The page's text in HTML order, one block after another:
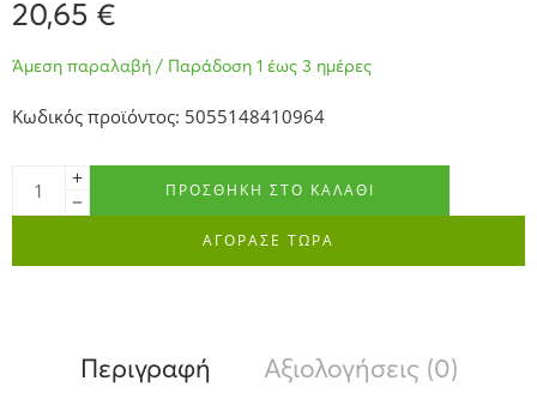
20,65 €
Άμεση παραλαβή / Παράδοση 1 έως 3 ημέρες
Κωδικός προϊόντος: 5055148410964
ΠΡΟΣΘΉΚΗ ΣΤΟ ΚΑΛΆΘΙ
ΑΓΟΡΑΣΕ ΤΩΡΑ
Περιγραφή Αξιολογήσεις (0)